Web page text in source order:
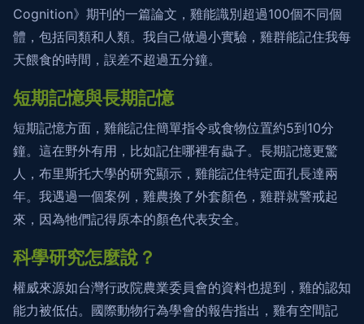
Cognition》期刊的一篇論文，雞能識別超過100個不同個
體，包括同類和人類。我自己做過小實驗，雞群能記住我每
天餵食的時間，誤差不超過五分鐘。
短期記憶與長期記憶
短期記憶方面，雞能記住簡單指令或食物位置約5到10分
鐘。這在野外有用，比如記住哪裡有蟲子。長期記憶更驚
人，布里斯托大學的研究顯示，雞能記住特定面孔長達兩
年。我遇過一個案例，雞農換了外套顏色，雞群就警戒起
來，因為牠們記得原本的顏色代表安全。
科學研究怎麼說？
權威來源如台灣行政院農業委員會的資料也提到，雞的認知
能力被低估。國際動物行為學會的報告指出，雞有空間記